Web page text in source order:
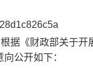
据《财政部关于
公开如下：